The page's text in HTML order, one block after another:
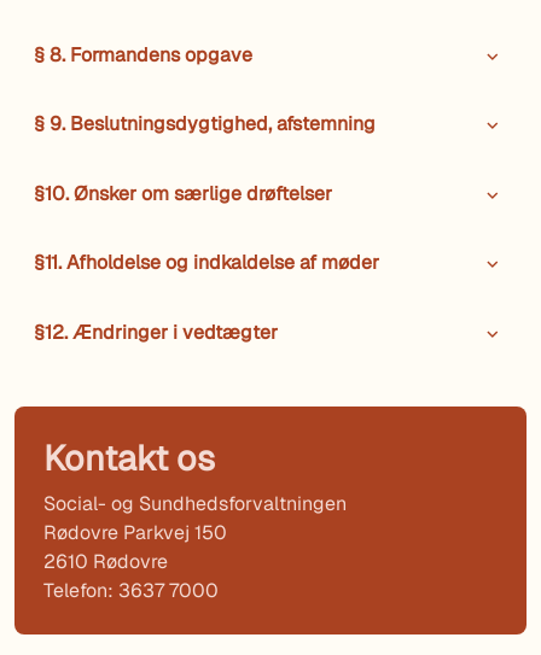
§ 8. Formandens opgave
§ 9. Beslutningsdygtighed, afstemning
§10. Ønsker om særlige drøftelser
§11. Afholdelse og indkaldelse af møder
§12. Ændringer i vedtægter
Kontakt os
Social- og Sundhedsforvaltningen
Rødovre Parkvej 150
2610 Rødovre
Telefon: 3637 7000